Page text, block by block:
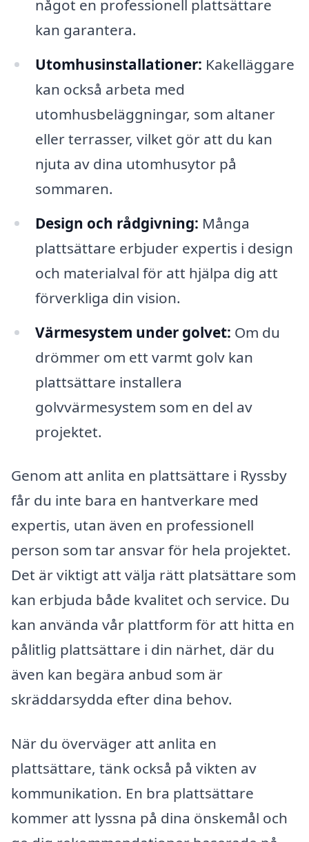
något en professionell plattsättare
kan garantera.
Utomhusinstallationer: Kakelläggare
kan också arbeta med
utomhusbeläggningar, som altaner
eller terrasser, vilket gör att du kan
njuta av dina utomhusytor på
sommaren.
Design och rådgivning: Många
plattsättare erbjuder expertis i design
och materialval för att hjälpa dig att
förverkliga din vision.
Värmesystem under golvet: Om du
drömmer om ett varmt golv kan
plattsättare installera
golvvärmesystem som en del av
projektet.
Genom att anlita en plattsättare i Ryssby
får du inte bara en hantverkare med
expertis, utan även en professionell
person som tar ansvar för hela projektet.
Det är viktigt att välja rätt platsättare som
kan erbjuda både kvalitet och service. Du
kan använda vår plattform för att hitta en
pålitlig plattsättare i din närhet, där du
även kan begära anbud som är
skräddarsydda efter dina behov.
När du överväger att anlita en
plattsättare, tänk också på vikten av
kommunikation. En bra plattsättare
kommer att lyssna på dina önskemål och